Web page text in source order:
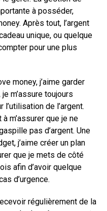
à posséder,
Après tout, l’argent
unique, ou quelque
pour une plus
money, j’aime garder
m’assure toujours
l’utilisation de l’argent.
m’assurer que je ne
pas d’argent. Une
j’aime créer un plan
que je mets de côté
afin d’avoir quelque
d’urgence.
régulièrement de la